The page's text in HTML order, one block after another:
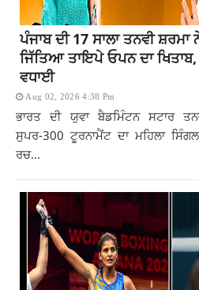
ਪੰਜਾਬ ਦੀ 17 ਸਾਲਾ ਤਨਵੀ
ਜਿੱਤਿਆ ਤਾਇਪੇ ਓਪਨ ਦਾ ਖਿਤਾਬ,
ਵਧਾਈ
Aug 02, 2026 4:38 Pm
ਭਾਰਤ ਦੀ ਯੁਵਾ ਬੈਡਮਿੰਟਨ ਸਟਾਰ
ਸੁਪਰ-300 ਟੂਰਨਾਮੈਂਟ ਦਾ ਮਹਿਲਾ
ਰਚ...